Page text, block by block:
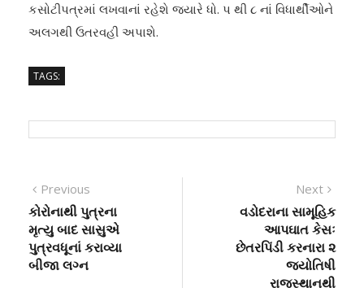
કસોટીપત્રમાં લખવાનાં રહેશે જયારે ધો. પ થી ૮ નાં વિધાર્થીઓને
અલગથી ઉતરવહી અપાશે.
TAGS:
Post
navigation
Previous
post:
કોરોનાથી પુત્રના
મૃત્યુ બાદ સાસુએ
પુત્રવધૂનાં કરાવ્યા
બીજા લગ્ન
Next
post:
વડોદરાના સામૂહિક
આપઘાત કેસઃ
છેતરપિંડી કરનારા ૨
જ્યોતિષી
રાજસ્થાનથી